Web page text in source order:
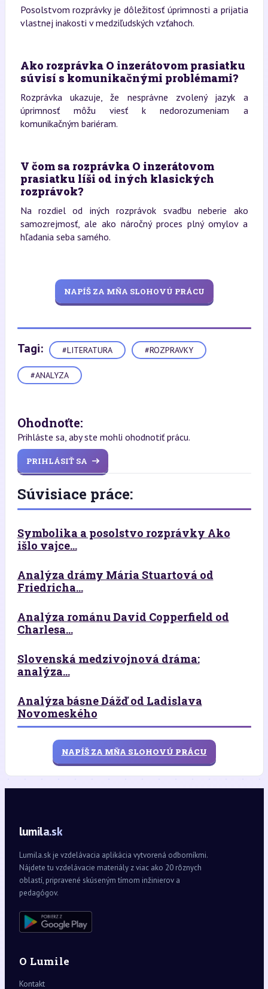
Posolstvom rozprávky je dôležitosť úprimnosti a prijatia
vlastnej inakosti v medziľudských vzťahoch.
Ako rozprávka O inzerátovom prasiatku
súvisí s komunikačnými problémami?
Rozprávka ukazuje, že nesprávne zvolený jazyk a
úprimnosť môžu viesť k nedorozumeniam a
komunikačným bariéram.
V čom sa rozprávka O inzerátovom
prasiatku líši od iných klasických
rozprávok?
Na rozdiel od iných rozprávok svadbu neberie ako
samozrejmosť, ale ako náročný proces plný omylov a
hľadania seba samého.
NAPÍŠ ZA MŇA SLOHOVÚ PRÁCU
Tagi: #LITERATURA #ROZPRAVKY
#ANALYZA
Ohodnoťte:
Prihláste sa, aby ste mohli ohodnotiť prácu.
PRIHLÁSIŤ SA
Súvisiace práce:
Symbolika a posolstvo rozprávky Ako
išlo vajce...
Analýza drámy Mária Stuartová od
Friedricha...
Analýza románu David Copperfield od
Charlesa...
Slovenská medzivojnová dráma:
analýza...
Analýza básne Dážď od Ladislava
Novomeského
NAPÍŠ ZA MŇA SLOHOVÚ PRÁCU
lumila.sk
Lumila.sk je vzdelávacia aplikácia vytvorená odborníkmi.
Nájdete tu vzdelávacie materiály z viac ako 20 rôznych
oblastí, pripravené skúseným tímom inžinierov a
pedagógov.
O Lumile
Kontakt